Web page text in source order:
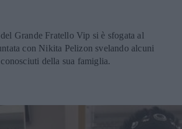
Grande Fratello Vip si è sfogata al
con Nikita Pelizon svelando alcuni
della sua famiglia.